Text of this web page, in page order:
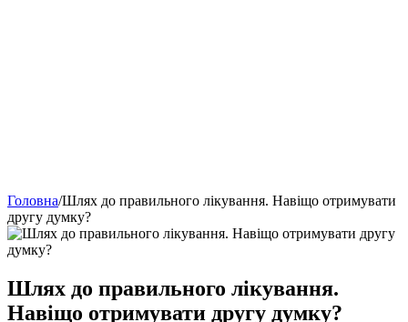
Головна/Шлях до правильного лікування. Навіщо отримувати
другу думку?
Шлях до правильного лікування.
Навіщо отримувати другу думку?